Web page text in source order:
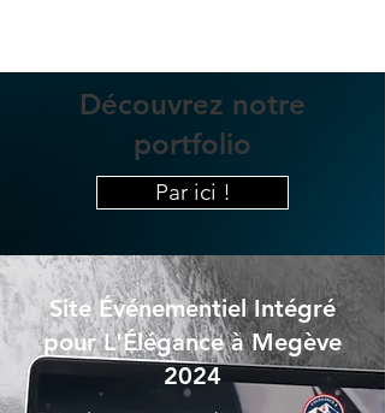
Découvrez notre
portfolio
Par ici !
Site Événementiel Intégré
pour L'Élégance à Megève
2024